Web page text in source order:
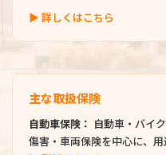
▶ 詳しくはこちら
主な取扱保険
自動車保険：
自動車・バイ
傷害・車両保険を中心に、用